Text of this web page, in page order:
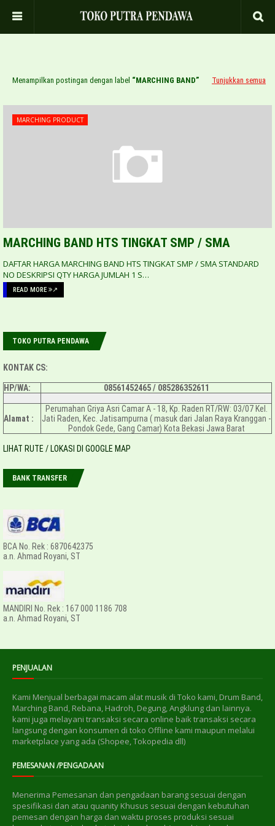
Menampilkan postingan dengan label MARCHING BAND Tunjukkan semua
MARCHING PRODUCT
MARCHING BAND HTS TINGKAT SMP / SMA
DAFTAR HARGA MARCHING BAND HTS TINGKAT SMP / SMA STANDARD
NO DESKRIPSI QTY HARGA JUMLAH 1 S…
READ MORE ↗
TOKO PUTRA PENDAWA
KONTAK CS:
HP/WA: 08561452465 / 085286352611
Alamat :
Perumahan Griya Asri Camar A - 18, Kp. Raden RT/RW: 03/07 Kel.
Jati Raden, Kec. Jatisampurna ( masuk dari Jalan Raya Kranggan -
Pondok Gede, Gang Camar) Kota Bekasi Jawa Barat
LIHAT RUTE / LOKASI DI GOOGLE MAP
BANK TRANSFER
BCA No. Rek : 6870642375
a.n. Ahmad Royani, ST
MANDIRI No. Rek : 167 000 1186 708
a.n. Ahmad Royani, ST
PENJUALAN
Kami Menjual berbagai macam alat musik di Toko kami, Drum Band,
Marching Band, Rebana, Hadroh, Degung, Angklung dan lainnya.
kami juga melayani transaksi secara online baik transaksi secara
langsung dengan konsumen di toko Offline kami maupun melalui
marketplace yang ada (Shopee, Tokopedia dll)
PEMESANAN /PENGADAAN
Menerima Pemesanan dan pengadaan barang sesuai dengan
spesifikasi dan atau quanity Khusus sesuai dengan kebutuhan
pemesan dengan harga dan waktu proses produksi sesuai